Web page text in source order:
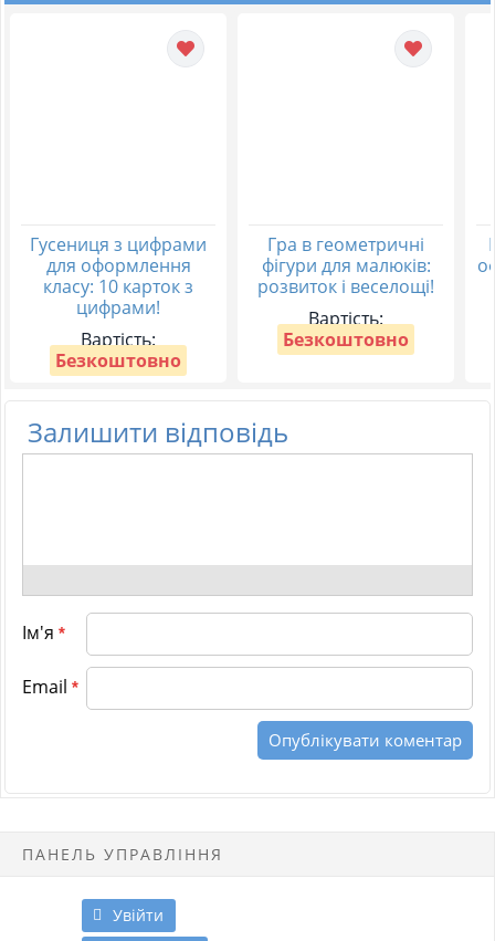
Гусениця з цифрами
для оформлення
класу: 10 карток з
цифрами!
Вартість:
Безкоштовно
Гра в геометричні
фігури для малюків:
розвиток і веселощі!
Вартість:
Безкоштовно
Залишити відповідь
Ім'я *
Email *
ПАНЕЛЬ УПРАВЛІННЯ
Увійти